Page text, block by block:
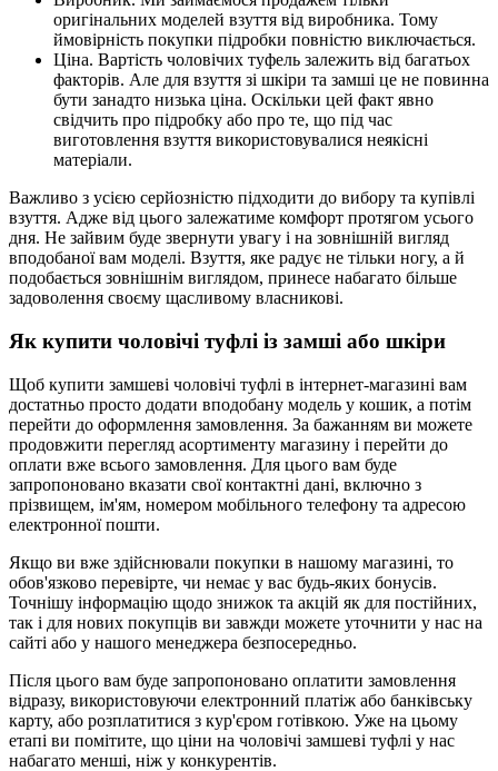
оригінальних моделей взуття від виробника. Тому
ймовірність покупки підробки повністю виключається.
Ціна. Вартість чоловічих туфель залежить від багатьох
факторів. Але для взуття зі шкіри та замші це не повинна
бути занадто низька ціна. Оскільки цей факт явно
свідчить про підробку або про те, що під час
виготовлення взуття використовувалися неякісні
матеріали.
Важливо з усією серйозністю підходити до вибору та купівлі
взуття. Адже від цього залежатиме комфорт протягом усього
дня. Не зайвим буде звернути увагу і на зовнішній вигляд
вподобаної вам моделі. Взуття, яке радує не тільки ногу, а й
подобається зовнішнім виглядом, принесе набагато більше
задоволення своєму щасливому власникові.
Як купити чоловічі туфлі із замші або шкіри
Щоб купити замшеві чоловічі туфлі в інтернет-магазині вам
достатньо просто додати вподобану модель у кошик, а потім
перейти до оформлення замовлення. За бажанням ви можете
продовжити перегляд асортименту магазину і перейти до
оплати вже всього замовлення. Для цього вам буде
запропоновано вказати свої контактні дані, включно з
прізвищем, ім'ям, номером мобільного телефону та адресою
електронної пошти.
Якщо ви вже здійснювали покупки в нашому магазині, то
обов'язково перевірте, чи немає у вас будь-яких бонусів.
Точнішу інформацію щодо знижок та акцій як для постійних,
так і для нових покупців ви завжди можете уточнити у нас на
сайті або у нашого менеджера безпосередньо.
Після цього вам буде запропоновано оплатити замовлення
відразу, використовуючи електронний платіж або банківську
карту, або розплатитися з кур'єром готівкою. Уже на цьому
етапі ви помітите, що ціни на чоловічі замшеві туфлі у нас
набагато менші, ніж у конкурентів.